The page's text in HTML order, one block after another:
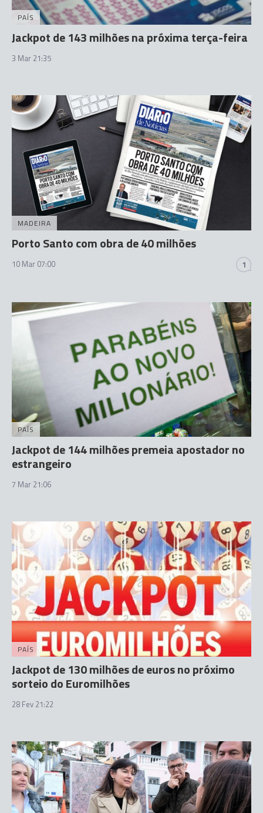
PAÍS
Jackpot de 143 milhões na próxima terça-feira
3 Mar 21:35
MADEIRA
Porto Santo com obra de 40 milhões
10 Mar 07:00 1
PAÍS
Jackpot de 144 milhões premeia apostador no
estrangeiro
7 Mar 21:06
PAÍS
Jackpot de 130 milhões de euros no próximo
sorteio do Euromilhões
28 Fev 21:22